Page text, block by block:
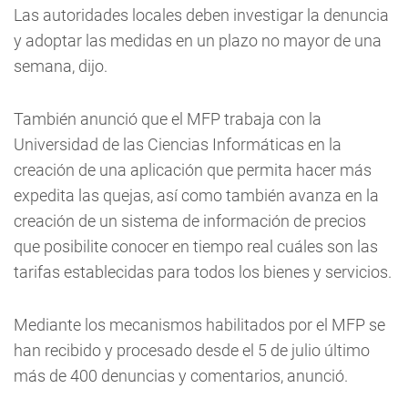
Las autoridades locales deben investigar la denuncia
y adoptar las medidas en un plazo no mayor de una
semana, dijo.
También anunció que el MFP trabaja con la
Universidad de las Ciencias Informáticas en la
creación de una aplicación que permita hacer más
expedita las quejas, así como también avanza en la
creación de un sistema de información de precios
que posibilite conocer en tiempo real cuáles son las
tarifas establecidas para todos los bienes y servicios.
Mediante los mecanismos habilitados por el MFP se
han recibido y procesado desde el 5 de julio último
más de 400 denuncias y comentarios, anunció.